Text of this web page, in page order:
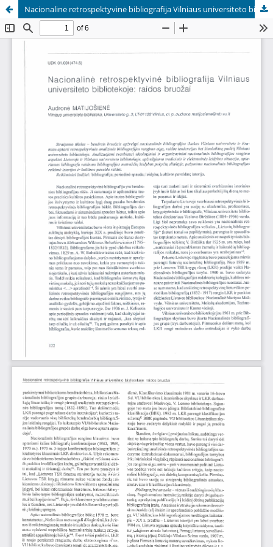
Nacionalinė retrospektyvinė bibliografija Vilniaus universiteto bibliotekoje: raidos bruožai